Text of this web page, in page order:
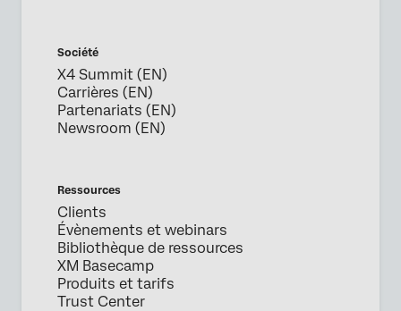
Société
X4 Summit (EN)
Carrières (EN)
Partenariats (EN)
Newsroom (EN)
Ressources
Clients
Évènements et webinars
Bibliothèque de ressources
XM Basecamp
Produits et tarifs
Trust Center